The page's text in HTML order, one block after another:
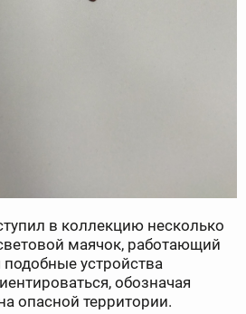
в коллекцию несколько
маячок, работающий
подобные устройства
обозначая
опасной территории.